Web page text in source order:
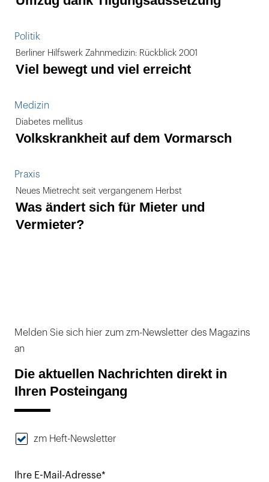
Politik
Berliner Hilfswerk Zahnmedizin: Rückblick 2001
Viel bewegt und viel erreicht
Medizin
Diabetes mellitus
Volkskrankheit auf dem Vormarsch
Praxis
Neues Mietrecht seit vergangenem Herbst
Was ändert sich für Mieter und
Vermieter?
Melden Sie sich hier zum zm-Newsletter des Magazins
an
Die aktuellen Nachrichten direkt in
Ihren Posteingang
zm Heft-Newsletter
Ihre E-Mail-Adresse*